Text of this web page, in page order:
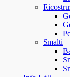
Smalti